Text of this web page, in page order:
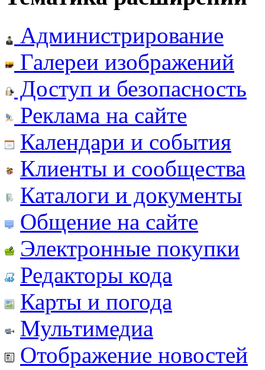
Администрирование
Галереи изображений
Доступ и безопасность
Реклама на сайте
Календари и события
Клиенты и сообщества
Каталоги и документы
Общение на сайте
Электронные покупки
Редакторы кода
Карты и погода
Мультимедиа
Отображение новостей